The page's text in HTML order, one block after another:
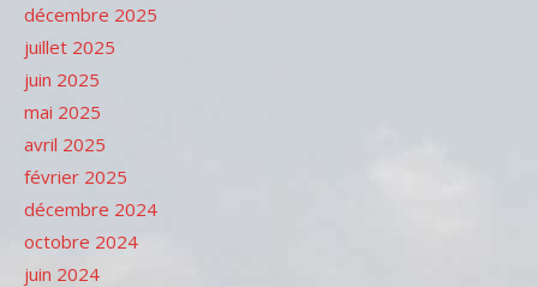
décembre 2025
juillet 2025
juin 2025
mai 2025
avril 2025
février 2025
décembre 2024
octobre 2024
juin 2024